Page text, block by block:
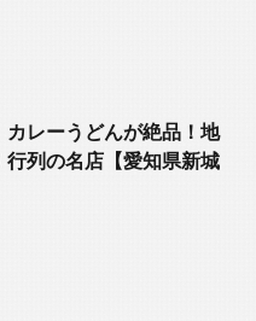
カレーうどんが絶品！地
行列の名店【愛知県新城